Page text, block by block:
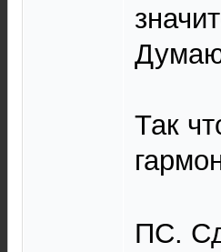
Так
ПС.